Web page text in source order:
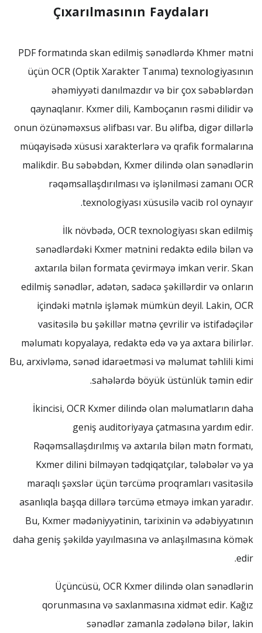
Çıxarılmasının Faydaları
PDF formatında skan edilmiş sənədlərdə Khmer mətni
üçün OCR (Optik Xarakter Tanıma) texnologiyasının
əhəmiyyəti danılmazdır və bir çox səbəblərdən
qaynaqlanır. Kxmer dili, Kamboçanın rəsmi dilidir və
onun özünəməxsus əlifbası var. Bu əlifba, digər dillərlə
müqayisədə xüsusi xarakterlərə və qrafik formalarına
malikdir. Bu səbəbdən, Kxmer dilində olan sənədlərin
rəqəmsallaşdırılması və işlənilməsi zamanı OCR
texnologiyası xüsusilə vacib rol oynayır.
İlk növbədə, OCR texnologiyası skan edilmiş
sənədlərdəki Kxmer mətnini redaktə edilə bilən və
axtarıla bilən formata çevirməyə imkan verir. Skan
edilmiş sənədlər, adətən, sadəcə şəkillərdir və onların
içindəki mətnlə işləmək mümkün deyil. Lakin, OCR
vasitəsilə bu şəkillər mətnə çevrilir və istifadəçilər
məlumatı kopyalaya, redaktə edə və ya axtara bilirlər.
Bu, arxivləmə, sənəd idarəetməsi və məlumat təhlili kimi
sahələrdə böyük üstünlük təmin edir.
İkincisi, OCR Kxmer dilində olan məlumatların daha
geniş auditoriyaya çatmasına yardım edir.
Rəqəmsallaşdırılmış və axtarıla bilən mətn formatı,
Kxmer dilini bilməyən tədqiqatçılar, tələbələr və ya
maraqlı şəxslər üçün tərcümə proqramları vasitəsilə
asanlıqla başqa dillərə tərcümə etməyə imkan yaradır.
Bu, Kxmer mədəniyyətinin, tarixinin və ədəbiyyatının
daha geniş şəkildə yayılmasına və anlaşılmasına kömək
edir.
Üçüncüsü, OCR Kxmer dilində olan sənədlərin
qorunmasına və saxlanmasına xidmət edir. Kağız
sənədlər zamanla zədələnə bilər, lakin